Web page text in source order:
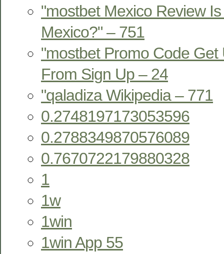
"mostbet Mexico Review
Mexico?" – 751
"mostbet Promo Code
From Sign Up – 24
"qaladiza Wikipedia – 771
0.2748197173053596
0.2788349870576089
0.7670722179880328
1
1w
1win
1win App 55